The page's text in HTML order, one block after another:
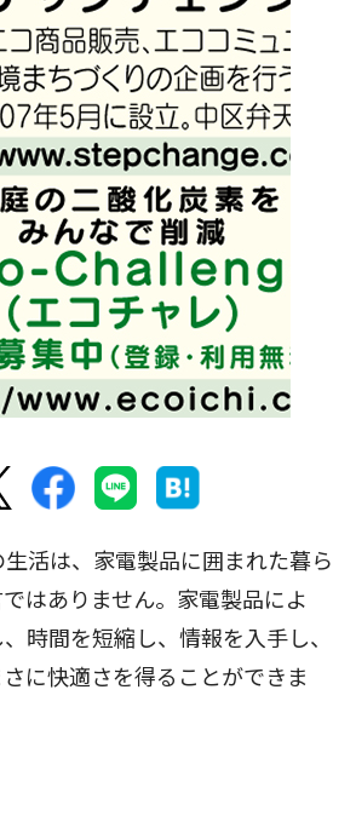
活は、家電製品に囲まれた暮ら
はありません。家電製品によ
時間を短縮し、情報を入手し、
に快適さを得ることができま